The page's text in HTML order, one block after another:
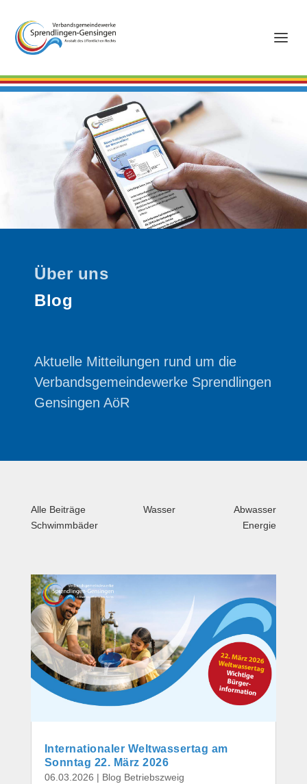
Über uns
Blog
Aktuelle Mitteilungen rund um die
Verbandsgemeindewerke Sprendlingen
Gensingen AöR
Alle Beiträge Wasser
Abwasser
Schwimmbäder
Energie
Internationaler Weltwassertag am
Sonntag 22. März 2026
06.03.2026 | Blog Betriebszweig